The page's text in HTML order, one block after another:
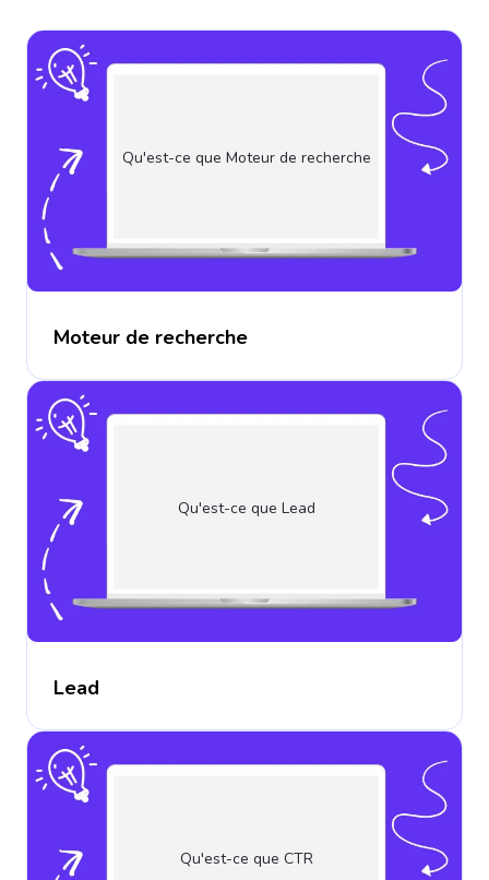
Qu'est-ce que Moteur de recherche
Moteur de recherche
Qu'est-ce que Lead
Lead
Qu'est-ce que CTR